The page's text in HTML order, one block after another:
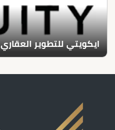
ايكويتي للتطوير العقاري